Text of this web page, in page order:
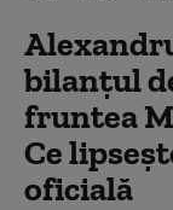
bilanțul
fruntea
Ce
oficială